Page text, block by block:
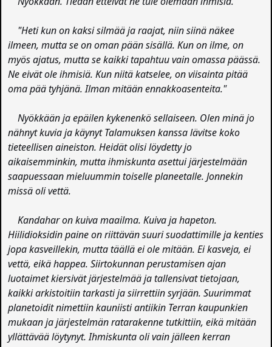
"Heti kun on kaksi silmää ja raajat, niin siinä näkee
ilmeen, mutta se on oman pään sisällä. Kun on ilme, on
myös ajatus, mutta se kaikki tapahtuu vain omassa päässä.
Ne eivät ole ihmisiä. Kun niitä katselee, on viisainta pitää
oma pää tyhjänä. Ilman mitään ennakkoasenteita."
Nyökkään ja epäilen kykenenkö sellaiseen. Olen minä jo
nähnyt kuvia ja käynyt Talamuksen kanssa lävitse koko
tieteellisen aineiston. Heidät olisi löydetty jo
aikaisemminkin, mutta ihmiskunta asettui järjestelmään
saapuessaan mieluummin toiselle planeetalle. Jonnekin
missä oli vettä.
Kandahar on kuiva maailma. Kuiva ja hapeton.
Hiilidioksidin paine on riittävän suuri suodattimille ja kenties
jopa kasveillekin, mutta täällä ei ole mitään. Ei kasveja, ei
vettä, eikä happea. Siirtokunnan perustamisen ajan
luotaimet kiersivät järjestelmää ja tallensivat tietojaan,
kaikki arkistoitiin tarkasti ja siirrettiin syrjään. Suurimmat
planetoidit nimettiin kauniisti antiikin Terran kaupunkien
mukaan ja järjestelmän ratarakenne tutkittiin, eikä mitään
yllättävää löytynyt. Ihmiskunta oli vain jälleen kerran